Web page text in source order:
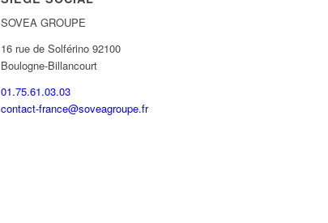
SOVEA GROUPE
16 rue de Solférino 92100
Boulogne-Billancourt
01.75.61.03.03
contact-france@soveagroupe.fr